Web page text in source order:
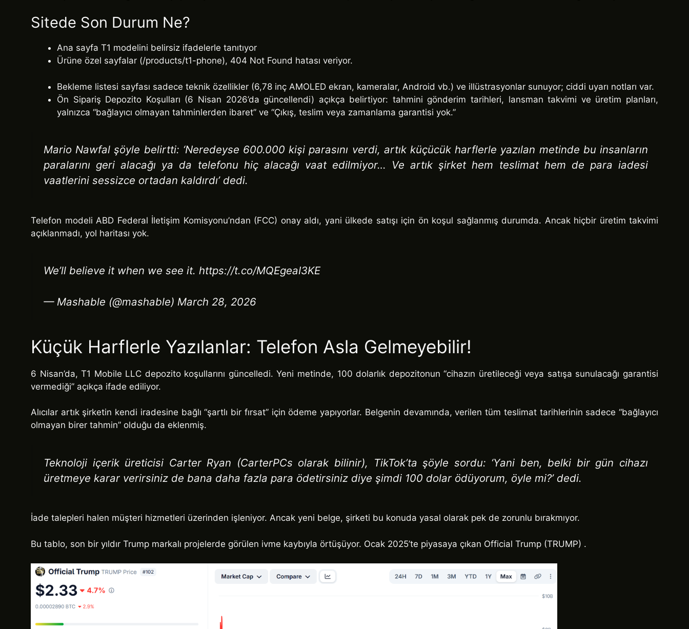
Sitede Son Durum Ne?
Ana sayfa T1 modelini belirsiz ifadelerle tanıtıyor
Ürüne özel sayfalar (/products/t1-phone), 404 Not Found hatası veriyor.
Bekleme listesi sayfası sadece teknik özellikler (6,78 inç AMOLED ekran, kameralar, Android vb.) ve illüstrasyonlar sunuyor; ciddi uyarı notları var.
Ön Sipariş Depozito Koşulları (6 Nisan 2026’da güncellendi) açıkça belirtiyor: tahmini gönderim tarihleri, lansman takvimi ve üretim planları,
yalnızca “bağlayıcı olmayan tahminlerden ibaret” ve “Çıkış, teslim veya zamanlama garantisi yok.”
Mario Nawfal şöyle belirtti: ‘Neredeyse 600.000 kişi parasını verdi, artık küçücük harflerle yazılan metinde bu insanların
paralarını geri alacağı ya da telefonu hiç alacağı vaat edilmiyor… Ve artık şirket hem teslimat hem de para iadesi
vaatlerini sessizce ortadan kaldırdı’ dedi.
Telefon modeli ABD Federal İletişim Komisyonu’ndan (FCC) onay aldı, yani ülkede satışı için ön koşul sağlanmış durumda. Ancak hiçbir üretim takvimi
açıklanmadı, yol haritası yok.
We’ll believe it when we see it. https://t.co/MQEgeaI3KE
— Mashable (@mashable) March 28, 2026
Küçük Harflerle Yazılanlar: Telefon Asla Gelmeyebilir!
6 Nisan’da, T1 Mobile LLC depozito koşullarını güncelledi. Yeni metinde, 100 dolarlık depozitonun “cihazın üretileceği veya satışa sunulacağı garantisi
vermediği” açıkça ifade ediliyor.
Alıcılar artık şirketin kendi iradesine bağlı “şartlı bir fırsat” için ödeme yapıyorlar. Belgenin devamında, verilen tüm teslimat tarihlerinin sadece “bağlayıcı
olmayan birer tahmin” olduğu da eklenmiş.
Teknoloji içerik üreticisi Carter Ryan (CarterPCs olarak bilinir), TikTok’ta şöyle sordu: ‘Yani ben, belki bir gün cihazı
üretmeye karar verirsiniz de bana daha fazla para ödetirsiniz diye şimdi 100 dolar ödüyorum, öyle mi?’ dedi.
İade talepleri halen müşteri hizmetleri üzerinden işleniyor. Ancak yeni belge, şirketi bu konuda yasal olarak pek de zorunlu bırakmıyor.
Bu tablo, son bir yıldır Trump markalı projelerde görülen ivme kaybıyla örtüşüyor. Ocak 2025’te piyasaya çıkan Official Trump (TRUMP) .